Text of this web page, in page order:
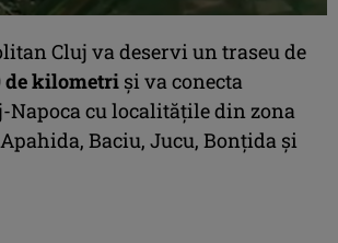
Cluj va deservi un traseu de
de kilometri şi va conecta
cu localităţile din zona
Baciu, Jucu, Bonţida şi